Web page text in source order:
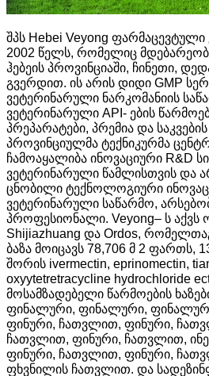
შპს Hebei Veyong
2002 წელს, რომელიც
ჰებეის პროვინციაში, ჩინეთი,
გვერდით. ის არის დიდი GMP
ვეტერინარული ნარკომანიის
ვეტერინარული API- ების
პრეპარატები, პრემია და
პროვინციულმა ტექნიკურმა
ჩამოაყალიბა ინოვაციური R&D
ვეტერინარული წამლისთვის და
ცნობილი ტექნოლოგიური
ვეტერინარული საწარმო,
პროფესიონალი. Veyong– ს აქვს
Shijiazhuang და Ordos,
ბაზა მოიცავს 78,706 მ 2 ფართს,
შორის ivermectin, eprinomectin,
oxyytetretracycline hydrochloride
მოსამზადებელი წარმოების
ფინალური, ფინალური,
ფინური, ჩათვლით, ფინური,
ჩათვლით, ფინური, ჩათვლით,
ფინური, ჩათვლით, ფინური,
ფხვნილის ჩათვლით. და